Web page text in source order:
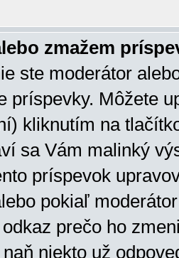
zmažem
ste moderátor
príspevky. Môžete
kliknutím na
sa Vám malinký
príspevok
pokiaľ
prečo ho
niekto už